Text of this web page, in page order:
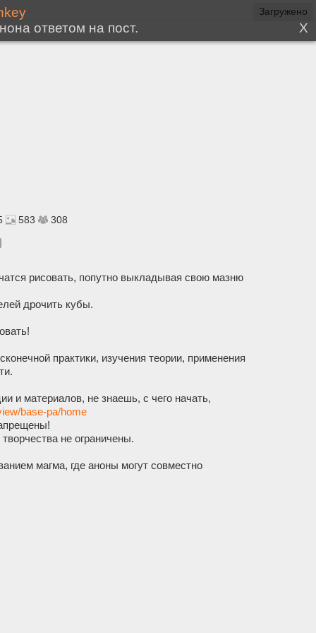
583 308
рисовать, попутно выкладывая свою мазню
дрочить кубы.
практики, изучения теории, применения
и материалов, не знаешь, с чего начать,
base-pa/home
не ограничены.
магма, где аноны могут совместно